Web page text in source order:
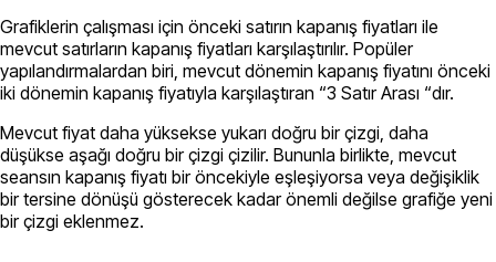
Grafiklerin çalışması için önceki satırın kapanış fiyatları ile
mevcut satırların kapanış fiyatları karşılaştırılır. Popüler
yapılandırmalardan biri, mevcut dönemin kapanış fiyatını önceki
iki dönemin kapanış fiyatıyla karşılaştıran “3 Satır Arası “dır.
Mevcut fiyat daha yüksekse yukarı doğru bir çizgi, daha
düşükse aşağı doğru bir çizgi çizilir. Bununla birlikte, mevcut
seansın kapanış fiyatı bir öncekiyle eşleşiyorsa veya değişiklik
bir tersine dönüşü gösterecek kadar önemli değilse grafiğe yeni
bir çizgi eklenmez.